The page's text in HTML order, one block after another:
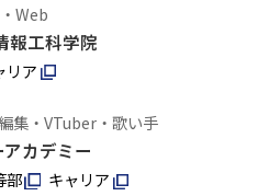
Web
報工科学院
リア
集・VTuber・歌い手
カデミー
部
キャリア